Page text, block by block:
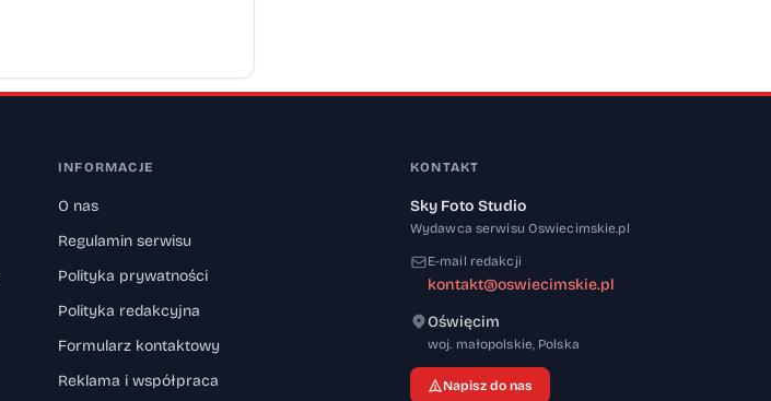
INFORMACJE
O nas
Regulamin serwisu
Polityka prywatności
Polityka redakcyjna
Formularz kontaktowy
Reklama i współpraca
KONTAKT
Sky Foto Studio
Wydawca serwisu Oswiecimskie.pl
E-mail redakcji
kontakt@oswiecimskie.pl
Oświęcim
woj. małopolskie, 32-600
Polska
Napisz do nas